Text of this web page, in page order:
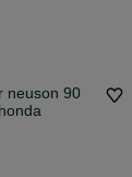
neuson 90